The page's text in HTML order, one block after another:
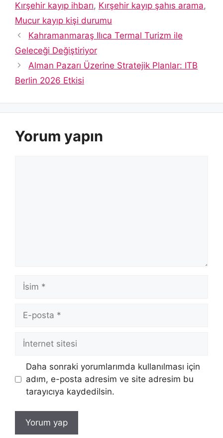
Kırşehir kayıp ihbarı, Kırşehir kayıp şahıs arama,
Mucur kayıp kişi durumu
Kahramanmaraş Ilıca Termal Turizm ile
Geleceği Değiştiriyor
Alman Pazarı Üzerine Stratejik Planlar: ITB
Berlin 2026 Etkisi
Yorum yapın
İsim
posta
İnternet
Daha sonraki yorumlarımda kullanılması için
adım, e-posta adresim ve site adresim bu
tarayıcıya kaydedilsin.